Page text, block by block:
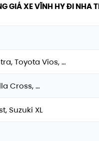
GIÁ XE VĨNH HY ĐI NHA
Toyota Vios, …
Cross, …
Suzuki XL